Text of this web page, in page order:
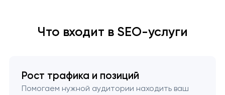
Что входит в SEO-услуги
Рост трафика и позиций
Помогаем нужной аудитории находить ваш